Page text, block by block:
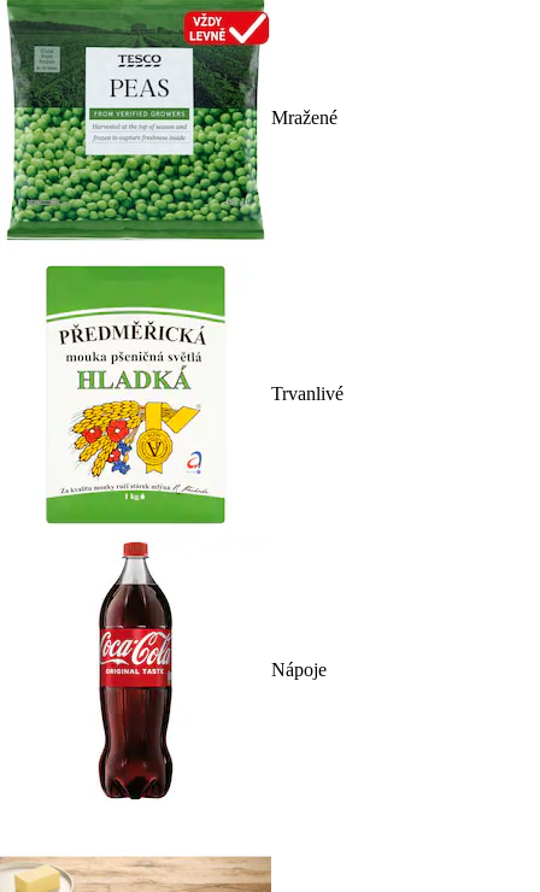
Mražené
Trvanlivé
Nápoje